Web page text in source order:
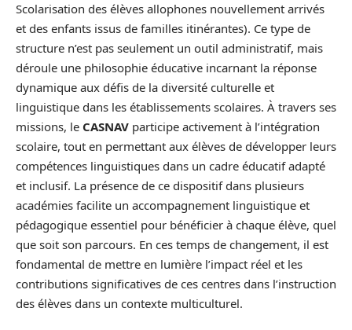
Scolarisation des élèves allophones nouvellement arrivés
et des enfants issus de familles itinérantes). Ce type de
structure n’est pas seulement un outil administratif, mais
déroule une philosophie éducative incarnant la réponse
dynamique aux défis de la diversité culturelle et
linguistique dans les établissements scolaires. À travers ses
missions, le CASNAV participe activement à l’intégration
scolaire, tout en permettant aux élèves de développer leurs
compétences linguistiques dans un cadre éducatif adapté
et inclusif. La présence de ce dispositif dans plusieurs
académies facilite un accompagnement linguistique et
pédagogique essentiel pour bénéficier à chaque élève, quel
que soit son parcours. En ces temps de changement, il est
fondamental de mettre en lumière l’impact réel et les
contributions significatives de ces centres dans l’instruction
des élèves dans un contexte multiculturel.